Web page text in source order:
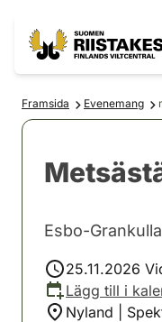
Framsida Evenemang
Esbo-
25.11.2026
Lägg till i
Nyland |